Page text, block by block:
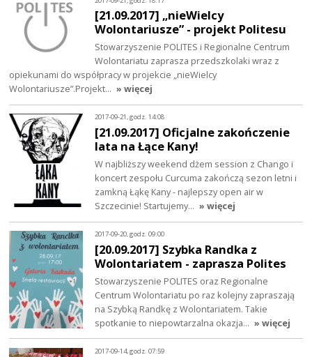
[21.09.2017] „nieWielcy
Wolontariusze” - projekt Politesu
Stowarzyszenie POLITES i Regionalne Centrum
Wolontariatu zaprasza przedszkolaki wraz z
opiekunami do współpracy w projekcie „nieWielcy
Wolontariusze”.Projekt… » więcej
2017-09-21, godz. 14:08
[21.09.2017] Oficjalne ​​zakończenie​​
lata​​ na ​​Łące​​ Kany!
W najbliższy weekend dżem session z Chango i
koncert zespołu Curcuma zakończą sezon letni i
zamkną Łąkę Kany - najlepszy open air w
Szczecinie! Startujemy… » więcej
2017-09-20, godz. 09:00
[20.09.2017] Szybka Randka z
Wolontariatem - zaprasza Polites
Stowarzyszenie POLITES oraz Regionalne
Centrum Wolontariatu po raz kolejny zapraszają
na Szybką Randkę z Wolontariatem. Takie
spotkanie to niepowtarzalna okazja… » więcej
2017-09-14, godz. 07:59